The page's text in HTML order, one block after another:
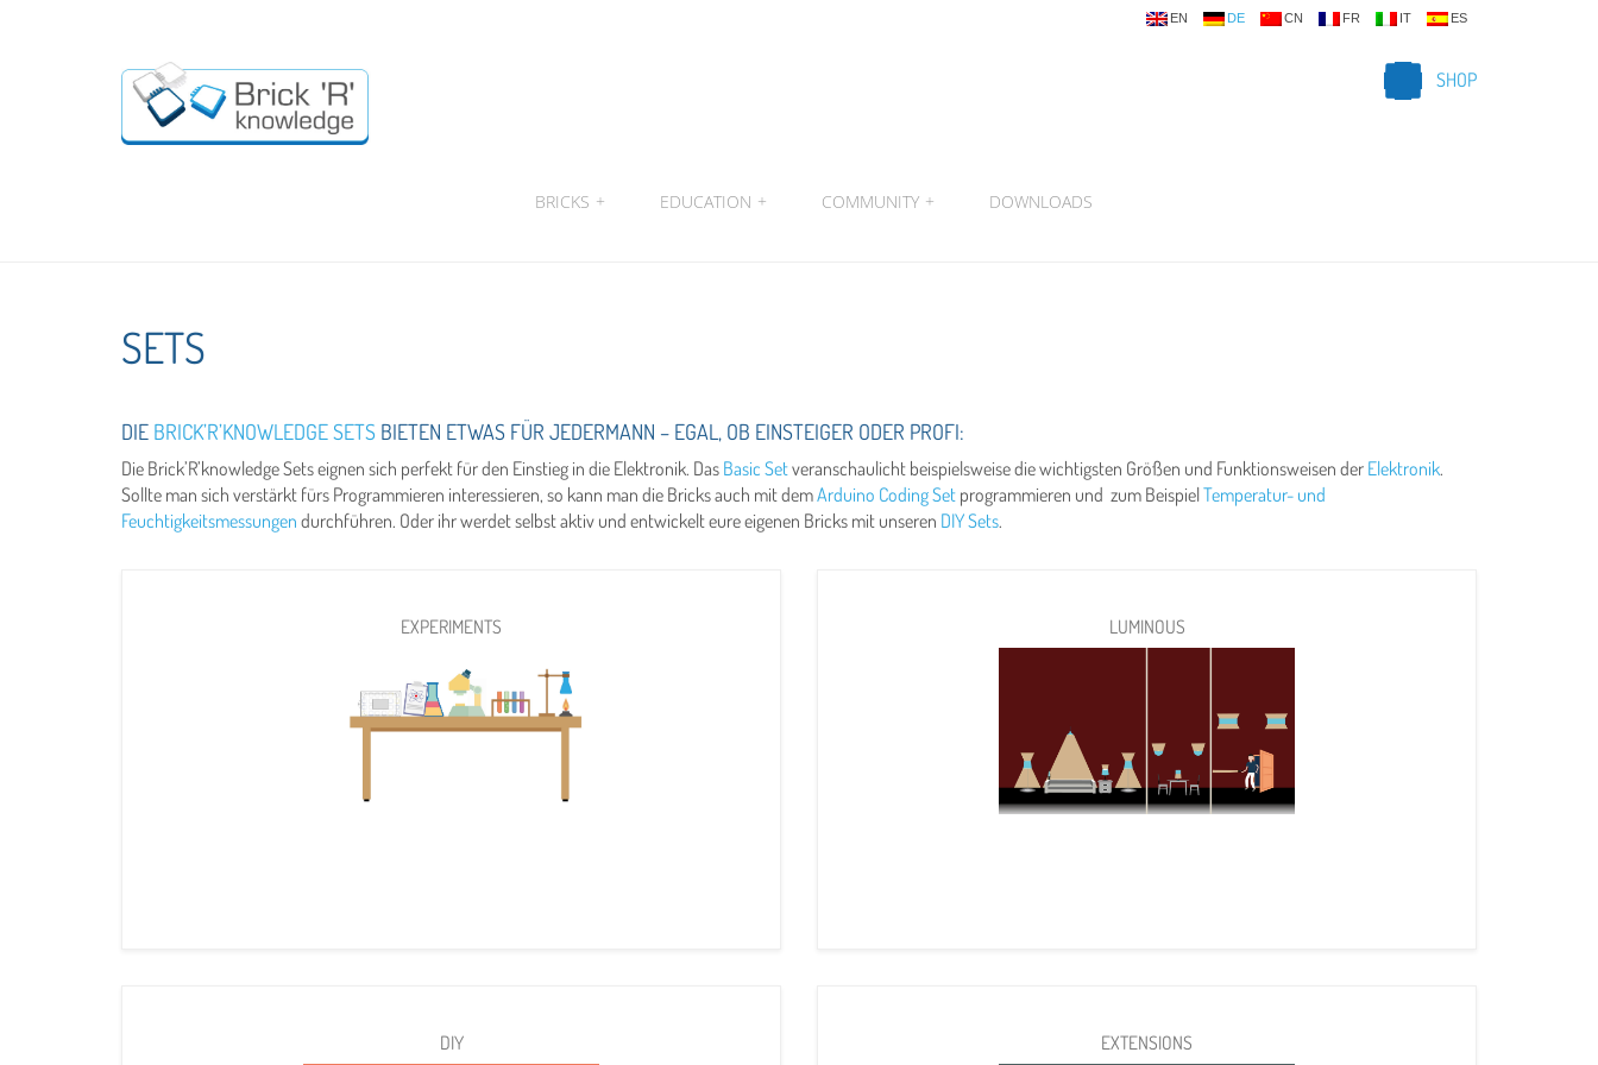
EN DE CN FR IT ES
SHOP
BRICKS + EDUCATION + COMMUNITY + DOWNLOADS
SETS
DIE BRICK’R’KNOWLEDGE SETS BIETEN ETWAS FÜR JEDERMANN – EGAL, OB EINSTEIGER ODER PROFI:
Die Brick’R’knowledge Sets eignen sich perfekt für den Einstieg in die Elektronik. Das Basic Setveranschaulicht beispielsweise die wichtigsten Größen und Funktionsweisen der Elektronik.
Sollte man sich verstärkt fürs Programmieren interessieren, so kann man die Bricks auch mit demArduino Coding Set programmieren und zum BeispielTemperatur- und
Feuchtigkeitsmessungen durchführen. Oder ihr werdet selbst aktiv und entwickelt eure eigenen Bricks mit unseren DIY Sets.
EXPERIMENTS LUMINOUS
DIY EXTENSIONS